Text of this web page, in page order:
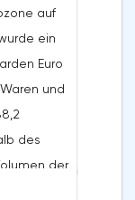
auf
ein
Euro
und
des
der